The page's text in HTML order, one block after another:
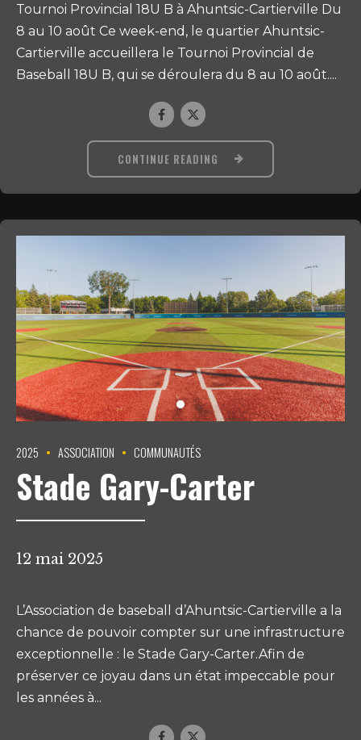
Tournoi Provincial 18U B à Ahuntsic-Cartierville Du
8 au 10 août Ce week-end, le quartier Ahuntsic-
Cartierville accueillera le Tournoi Provincial de
Baseball 18U B, qui se déroulera du 8 au 10 août....
CONTINUE READING
2025 ASSOCIATION COMMUNAUTÉS
Stade Gary-Carter
12 mai 2025
L’Association de baseball d’Ahuntsic-Cartierville a la
chance de pouvoir compter sur une infrastructure
exceptionnelle : le Stade Gary-Carter.Afin de
préserver ce joyau dans un état impeccable pour
les années à...